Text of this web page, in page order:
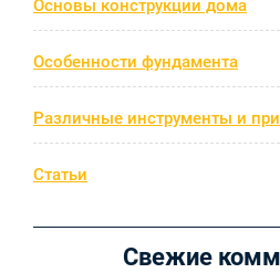
Основы конструкции дома
Особенности фундамента
Различные инструменты и
Статьи
Свежие